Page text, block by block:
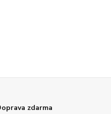
zdarma